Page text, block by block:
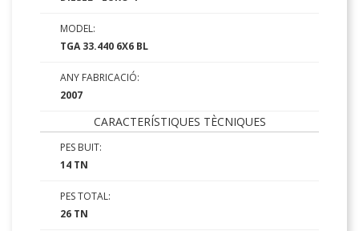
MODEL:
TGA 33.440 6X6 BL
ANY FABRICACIÓ:
2007
CARACTERÍSTIQUES TÈCNIQUES
PES BUIT:
14 TN
PES TOTAL:
26 TN